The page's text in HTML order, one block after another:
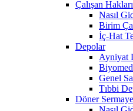
Çalışan
Nasıl
Birim
İç-Hat
Depolar
Ayniyat
Genel
Tıbbi
Döner